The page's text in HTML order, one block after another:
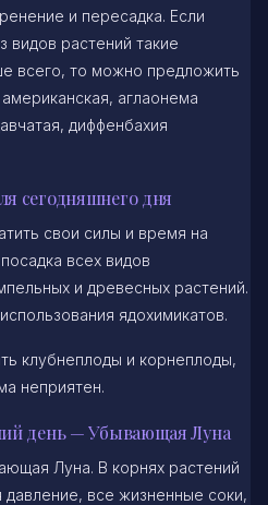
и пересадка. Если
видов растений такие
всего, то можно предложить
аглаонема
диффенбахия
сегодняшнего дня
свои силы и время на
всех видов
и древесных растений.
ядохимикатов.
клубнеплоды и корнеплоды,
неприятен.
день — Убывающая Луна
Луна. В корнях растений
все жизненные соки,